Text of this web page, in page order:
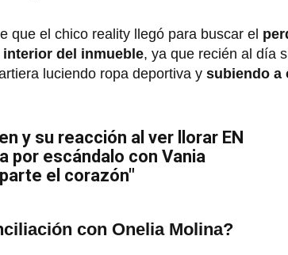
que el chico reality llegó para buscar el
interior del inmueble, ya que recién al día
luciendo ropa deportiva y subiendo a
y su reacción al ver llorar EN
por escándalo con Vania
el corazón"
con Onelia Molina?